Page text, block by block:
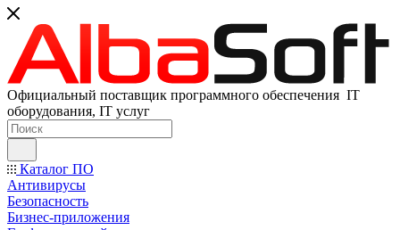
Официальный поставщик программного обеспечения IT
оборудования, IT услуг
Каталог ПО
Антивирусы
Безопасность
Бизнес-приложения